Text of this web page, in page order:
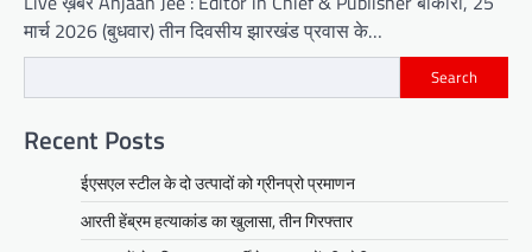
मार्च 2026 (बुधवार) तीन दिवसीय झारखंड प्रवास के…
Search
Recent Posts
ईएसएल स्टील के दो उत्पादों को ग्रीनप्रो प्रमाणन
आरती हेंब्रम हत्याकांड का खुलासा, तीन गिरफ्तार